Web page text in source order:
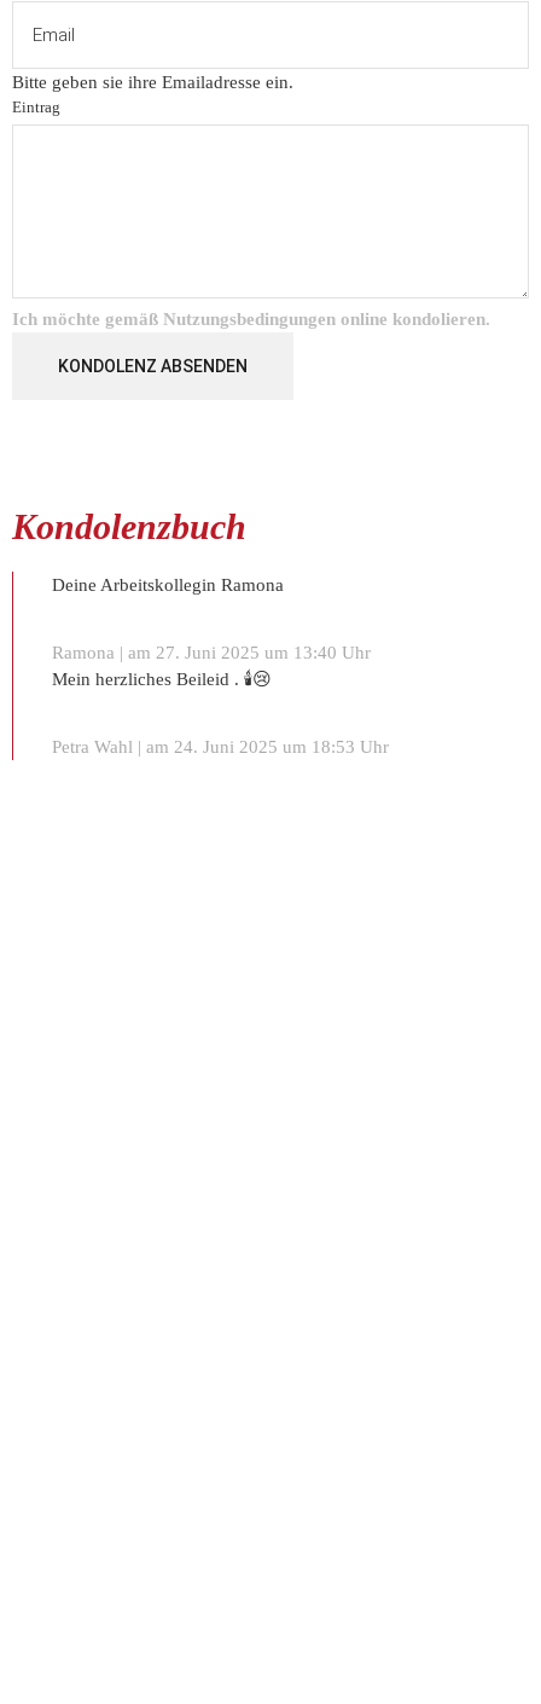
Bitte geben sie ihre Emailadresse ein.
Eintrag
Ich möchte gemäß Nutzungsbedingungen online kondolieren.
KONDOLENZ ABSENDEN
Kondolenzbuch
Deine Arbeitskollegin Ramona
Ramona | am 27. Juni 2025 um 13:40 Uhr
Mein herzliches Beileid . 🕯😢
Petra Wahl | am 24. Juni 2025 um 18:53 Uhr